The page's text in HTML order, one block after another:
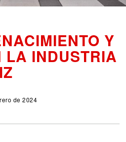
Y
LA INDUSTRIA
de 2024